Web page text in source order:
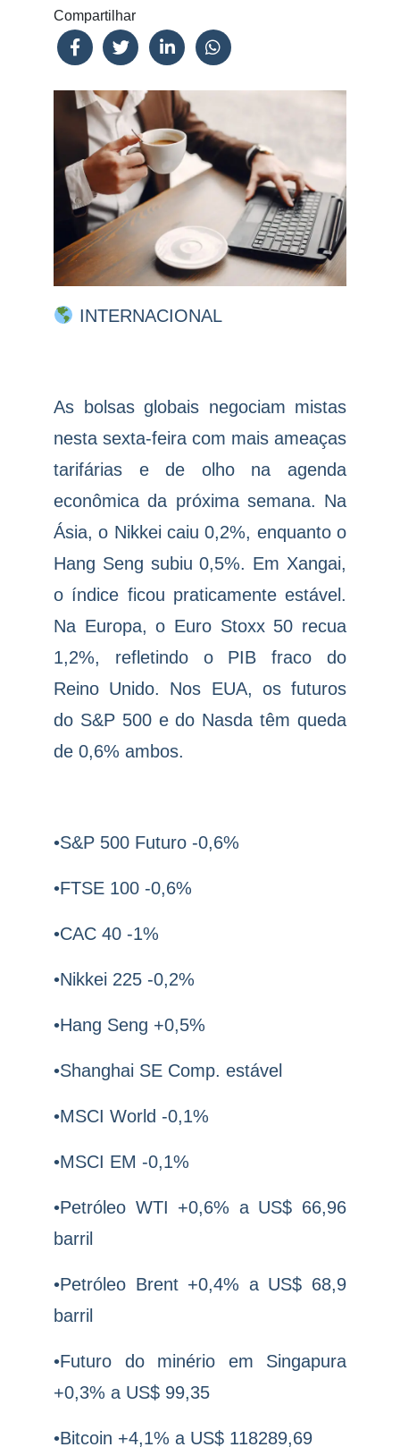
Compartilhar
INTERNACIONAL
As bolsas globais negociam mistas
nesta sexta-feira com mais ameaças
tarifárias e de olho na agenda
econômica da próxima semana. Na
Ásia, o Nikkei caiu 0,2%, enquanto o
Hang Seng subiu 0,5%. Em Xangai,
o índice ficou praticamente estável.
Na Europa, o Euro Stoxx 50 recua
1,2%, refletindo o PIB fraco do
Reino Unido. Nos EUA, os futuros
do S&P 500 e do Nasda têm queda
de 0,6% ambos.
•S&P 500 Futuro -0,6%
•FTSE 100 -0,6%
•CAC 40 -1%
•Nikkei 225 -0,2%
•Hang Seng +0,5%
•Shanghai SE Comp. estável
•MSCI World -0,1%
•MSCI EM -0,1%
•Petróleo WTI +0,6% a US$ 66,96
barril
•Petróleo Brent +0,4% a US$ 68,9
barril
•Futuro do minério em Singapura
+0,3% a US$ 99,35
•Bitcoin +4,1% a US$ 118289,69